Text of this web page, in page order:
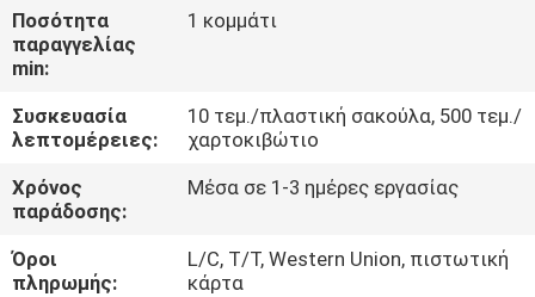
ΈΛΕΓΧΟΣ
ΕΛΆΤΕ
ΣΕ
ΕΠΑΦΉ
ΜΕ
Ποσότητα
παραγγελίας
min:
1 κομμάτι
Συσκευασία
λεπτομέρειες:
10 τεμ./πλαστική σακούλα, 500 τεμ./
χαρτοκιβώτιο
Χρόνος
παράδοσης:
Μέσα σε 1-3 ημέρες εργασίας
Όροι
πληρωμής:
L/C, T/T, Western Union, πιστωτική
κάρτα